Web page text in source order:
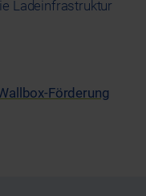
Ladeinfrastruktur
Förderung